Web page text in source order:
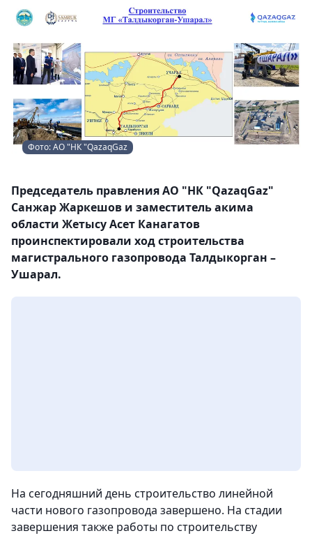
Фото: АО "НК "QazaqGaz
Председатель правления АО "НК "QazaqGaz"
Санжар Жаркешов и заместитель акима
области Жетысу Асет Канагатов
проинспектировали ход строительства
магистрального газопровода Талдыкорган –
Ушарал.
На сегодняшний день строительство линейной
части нового газопровода завершено. На стадии
завершения также работы по строительству